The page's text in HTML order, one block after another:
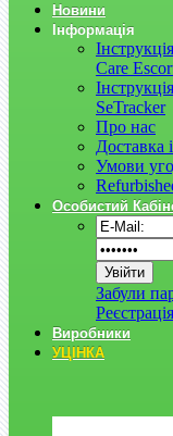
Новини
Інформація
Care
SeTracker
Про нас
Доставка
Умови
Особистий
Забули
Реєстрація
Виробники
УЦІНКА